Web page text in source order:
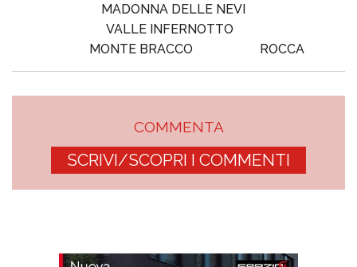
MADONNA DELLE NEVI
VALLE INFERNOTTO
MONTE BRACCO
ROCCA
COMMENTA
SCRIVI/SCOPRI I COMMENTI